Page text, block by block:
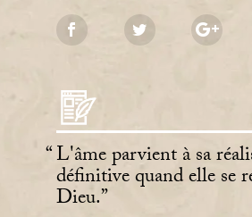
L'âme parvient à sa
définitive quand elle se
Dieu.